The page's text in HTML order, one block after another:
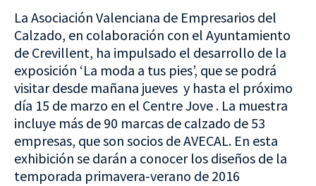
La Asociación Valenciana de Empresarios del
Calzado, en colaboración con el Ayuntamiento
de Crevillent, ha impulsado el desarrollo de la
exposición ‘La moda a tus pies’, que se podrá
visitar desde mañana jueves y hasta el próximo
día 15 de marzo en el Centre Jove . La muestra
incluye más de 90 marcas de calzado de 53
empresas, que son socios de AVECAL. En esta
exhibición se darán a conocer los diseños de la
temporada primavera-verano de 2016